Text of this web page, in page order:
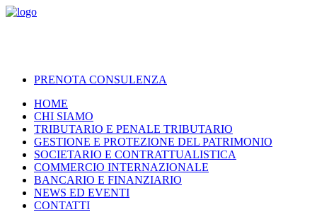
PRENOTA CONSULENZA
HOME
CHI SIAMO
TRIBUTARIO E PENALE TRIBUTARIO
GESTIONE E PROTEZIONE DEL PATRIMONIO
SOCIETARIO E CONTRATTUALISTICA
COMMERCIO INTERNAZIONALE
BANCARIO E FINANZIARIO
NEWS ED EVENTI
CONTATTI